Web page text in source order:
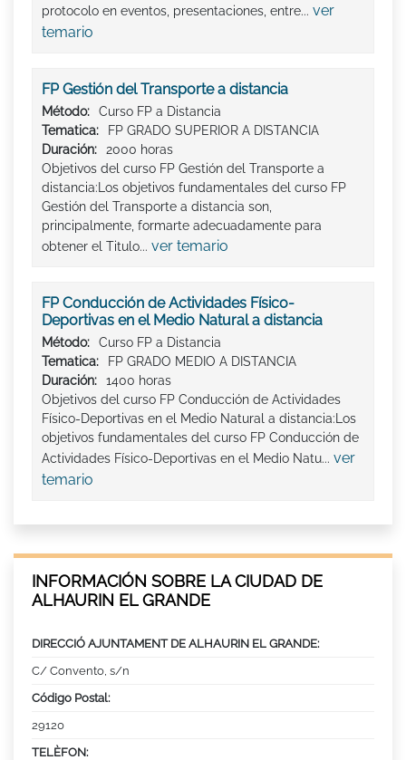
protocolo en eventos, presentaciones, entre... ver
temario
FP Gestión del Transporte a distancia
Método:
Curso FP a Distancia
Tematica:
FP GRADO SUPERIOR A DISTANCIA
Duración:
2000 horas
Objetivos del curso FP Gestión del Transporte a
distancia:Los objetivos fundamentales del curso FP
Gestión del Transporte a distancia son,
principalmente, formarte adecuadamente para
obtener el Titulo... ver temario
FP Conducción de Actividades Físico-
Deportivas en el Medio Natural a distancia
Método:
Curso FP a Distancia
Tematica:
FP GRADO MEDIO A DISTANCIA
Duración:
1400 horas
Objetivos del curso FP Conducción de Actividades
Físico-Deportivas en el Medio Natural a distancia:Los
objetivos fundamentales del curso FP Conducción de
Actividades Físico-Deportivas en el Medio Natu... ver
temario
INFORMACIÓN SOBRE LA CIUDAD DE
ALHAURIN EL GRANDE
DIRECCIÓ AJUNTAMENT DE ALHAURIN EL GRANDE:
C/ Convento, s/n
Código Postal:
29120
TELÈFON: